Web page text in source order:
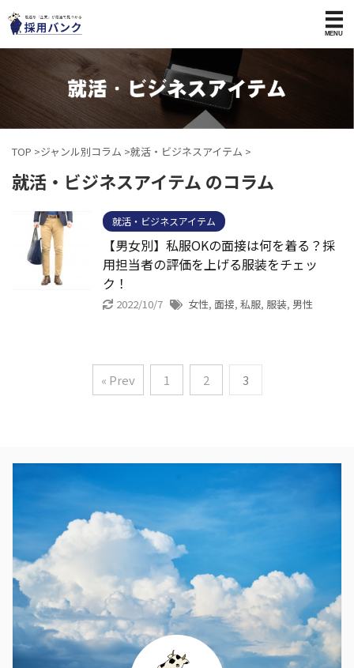
TOP >ジャンル別コラム >就活・ビジネスアイテム >
就活・ビジネスアイテム のコラム
就活・ビジネスアイテム
【男女別】私服OKの面接は何を着る？採
用担当者の評価を上げる服装をチェッ
ク！
2022/10/7 女性, 面接, 私服, 服装, 男性
« Prev 1 2 3